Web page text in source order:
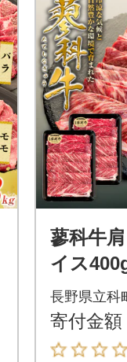
蓼科牛
イス
長野県立科
寄付金額